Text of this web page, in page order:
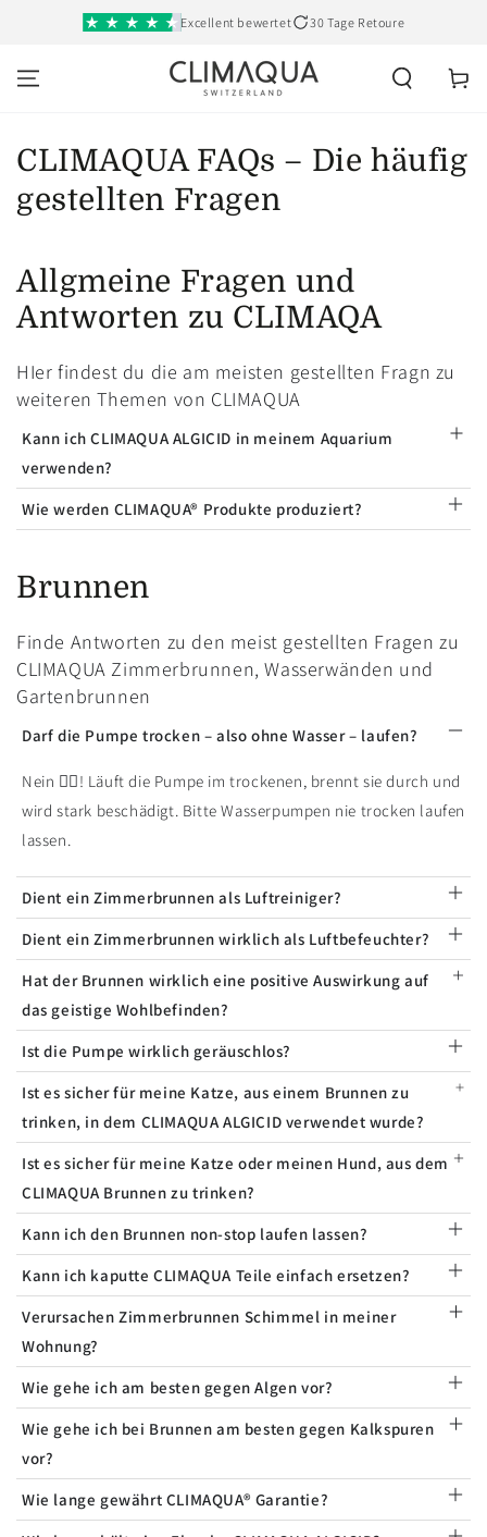
SKIP TO
CONTENT
Excellent bewertet 30 Tage Retoure
Cart
CLIMAQUA FAQs – Die häufig
gestellten Fragen
Allgmeine Fragen und
Antworten zu CLIMAQA
HIer findest du die am meisten gestellten Fragn zu
weiteren Themen von CLIMAQUA
Kann ich CLIMAQUA ALGICID in meinem Aquarium
verwenden?
Wie werden CLIMAQUA® Produkte produziert?
Brunnen
Finde Antworten zu den meist gestellten Fragen zu
CLIMAQUA Zimmerbrunnen, Wasserwänden und
Gartenbrunnen
Darf die Pumpe trocken – also ohne Wasser – laufen?
Nein 🙅‍♂️! Läuft die Pumpe im trockenen, brennt sie durch und
wird stark beschädigt. Bitte Wasserpumpen nie trocken laufen
lassen.
Dient ein Zimmerbrunnen als Luftreiniger?
Dient ein Zimmerbrunnen wirklich als Luftbefeuchter?
Hat der Brunnen wirklich eine positive Auswirkung auf
das geistige Wohlbefinden?
Ist die Pumpe wirklich geräuschlos?
Ist es sicher für meine Katze, aus einem Brunnen zu
trinken, in dem CLIMAQUA ALGICID verwendet wurde?
Ist es sicher für meine Katze oder meinen Hund, aus dem
CLIMAQUA Brunnen zu trinken?
Kann ich den Brunnen non-stop laufen lassen?
Kann ich kaputte CLIMAQUA Teile einfach ersetzen?
Verursachen Zimmerbrunnen Schimmel in meiner
Wohnung?
Wie gehe ich am besten gegen Algen vor?
Wie gehe ich bei Brunnen am besten gegen Kalkspuren
vor?
Wie lange gewährt CLIMAQUA® Garantie?